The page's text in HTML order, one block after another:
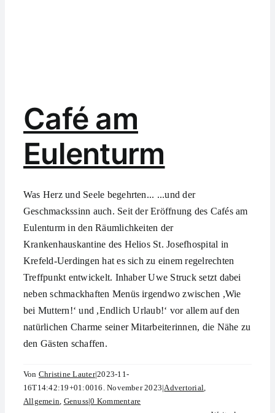
Café am
Eulenturm
Was Herz und Seele begehrten... ...und der
Geschmackssinn auch. Seit der Eröffnung des Cafés am
Eulenturm in den Räumlichkeiten der
Krankenhauskantine des Helios St. Josefhospital in
Krefeld-Uerdingen hat es sich zu einem regelrechten
Treffpunkt entwickelt. Inhaber Uwe Struck setzt dabei
neben schmackhaften Menüs irgendwo zwischen ,Wie
bei Muttern!‘ und ,Endlich Urlaub!‘ vor allem auf den
natürlichen Charme seiner Mitarbeiterinnen, die Nähe zu
den Gästen schaffen.
Von Christine Lauter|2023-11-
16T14:42:19+01:0016. November 2023|Advertorial,
Allgemein, Genuss|0 Kommentare